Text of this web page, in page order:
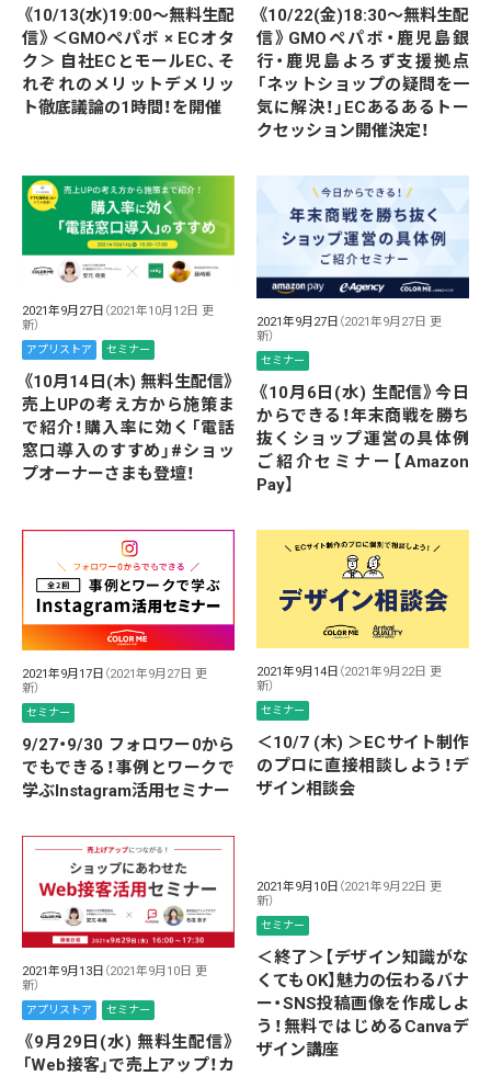
《10/13(水)19:00～無料生配
信》＜GMOペパボ × ECオタ
ク＞ 自社ECとモールEC、そ
れぞれのメリットデメリッ
ト徹底議論の1時間！を開催
《10/22(金)18:30～無料生配
信》GMOペパボ・鹿児島銀
行・鹿児島よろず支援拠点
「ネットショップの疑問を一
気に解決！」ECあるあるトー
クセッション開催決定！
2021年9月27日 （2021年10月12日 更
新）
アプリストア セミナー
《10月14日(木) 無料生配信》
売上UPの考え方から施策ま
で紹介！購入率に効く「電話
窓口導入のすすめ」#ショッ
プオーナーさまも登壇！
2021年9月27日 （2021年9月27日 更
新）
セミナー
《10月6日(水) 生配信》今日
からできる！年末商戦を勝ち
抜くショップ運営の具体例
ご紹介セミナー【Amazon
Pay】
2021年9月17日 （2021年9月27日 更
新）
セミナー
9/27・9/30 フォロワー0から
でもできる！事例とワークで
学ぶInstagram活用セミナー
2021年9月14日 （2021年9月22日 更
新）
セミナー
＜10/7 (木) ＞ECサイト制作
のプロに直接相談しよう！デ
ザイン相談会
2021年9月13日 （2021年9月10日 更
新）
アプリストア セミナー
《9月29日(水) 無料生配信》
「Web接客」で売上アップ！カ
2021年9月10日 （2021年9月22日 更
新）
セミナー
＜終了＞【デザイン知識がな
くてもOK】魅力の伝わるバナ
ー・SNS投稿画像を作成しよ
う！無料ではじめるCanvaデ
ザイン講座